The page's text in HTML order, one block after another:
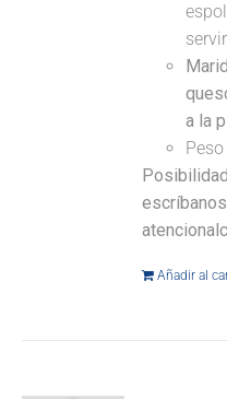
a la
Añadir al